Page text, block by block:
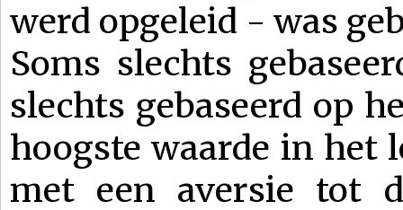
werd opgeleid - was
Soms slechts
slechts gebaseerd op
hoogste waarde in het
met een aversie tot